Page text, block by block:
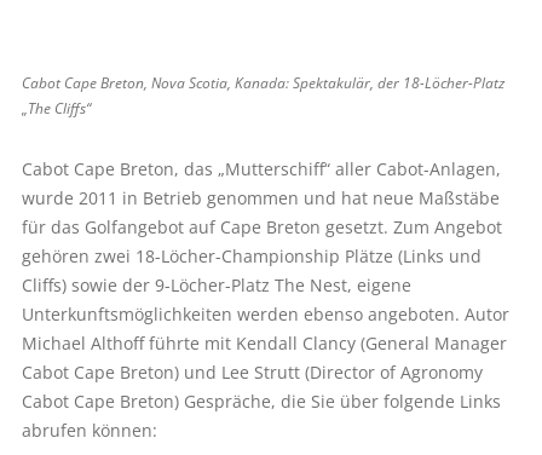
Cabot Cape Breton, Nova Scotia, Kanada: Spektakulär, der 18-Löcher-Platz
„The Cliffs“
Cabot Cape Breton, das „Mutterschiff“ aller Cabot-Anlagen,
wurde 2011 in Betrieb genommen und hat neue Maßstäbe
für das Golfangebot auf Cape Breton gesetzt. Zum Angebot
gehören zwei 18-Löcher-Championship Plätze (Links und
Cliffs) sowie der 9-Löcher-Platz The Nest, eigene
Unterkunftsmöglichkeiten werden ebenso angeboten. Autor
Michael Althoff führte mit Kendall Clancy (General Manager
Cabot Cape Breton) und Lee Strutt (Director of Agronomy
Cabot Cape Breton) Gespräche, die Sie über folgende Links
abrufen können: